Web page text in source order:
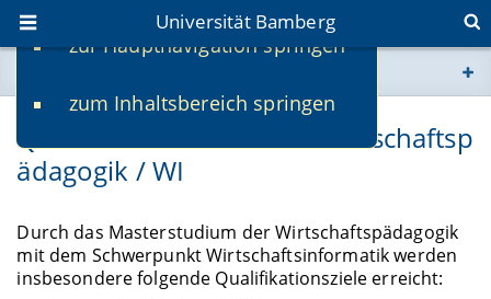
zur Hauptnavigation springen
zum Inhaltsbereich springen
Universität Bamberg
www.uni-bamberg.de
univis.uni-bamberg.de
fis.uni-bamberg.de
Qualifikationsziele M.Sc. Wirtschaftsp
ädagogik / WI
Durch das Masterstudium der Wirtschaftspädagogik
mit dem Schwerpunkt Wirtschaftsinformatik werden
insbesondere folgende Qualifikationsziele erreicht: